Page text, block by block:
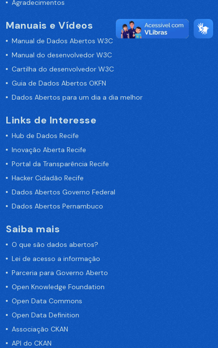
Agradecimentos
Manuais e Vídeos
Manual de Dados Abertos W3C
Manual do desenvolvedor W3C
Cartilha do desenvolvedor W3C
Guia de Dados Abertos OKFN
Dados Abertos para um dia a dia melhor
Links de Interesse
Hub de Dados Recife
Inovação Aberta Recife
Portal da Transparência Recife
Hacker Cidadão Recife
Dados Abertos Governo Federal
Dados Abertos Pernambuco
Saiba mais
O que são dados abertos?
Lei de acesso a informação
Parceria para Governo Aberto
Open Knowledge Foundation
Open Data Commons
Open Data Definition
Associação CKAN
API do CKAN